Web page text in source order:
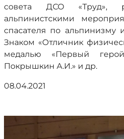
совета ДСО «Труд»,
альпинистскими
спасателя по альпинизму
Знаком «Отличник
медалью «Первый
Покрышкин А.И.» и др.
08.04.2021